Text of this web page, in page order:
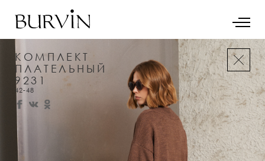
КОМПЛЕКТ
ПЛАТЕЛЬНЫЙ
9231
42-48